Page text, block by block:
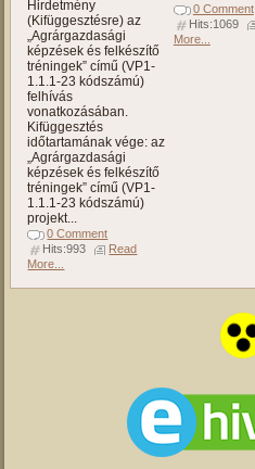
Hirdetmény
(Kifüggesztésre) az
„Agrárgazdasági
képzések és felkészítő
tréningek” című (VP1-
1.1.1-23 kódszámú)
felhívás
vonatkozásában.
Kifüggesztés
időtartamának vége: az
„Agrárgazdasági
képzések és felkészítő
tréningek” című (VP1-
1.1.1-23 kódszámú)
projekt...
0 Comment
Hits:993
Read
More...
0 Comment
Hits:1069
More...